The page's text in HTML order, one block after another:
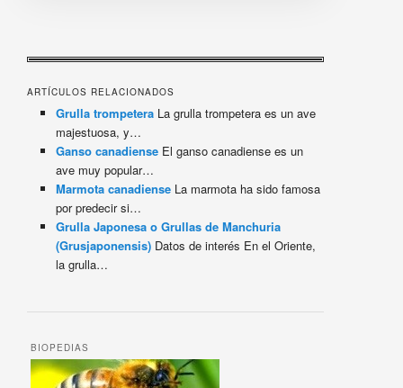
ARTÍCULOS RELACIONADOS
Grulla trompetera La grulla trompetera es un ave
majestuosa, y…
Ganso canadiense El ganso canadiense es un
ave muy popular…
Marmota canadiense La marmota ha sido famosa
por predecir si…
Grulla Japonesa o Grullas de Manchuria
(Grusjaponensis) Datos de interés En el Oriente,
la grulla…
BIOPEDIAS